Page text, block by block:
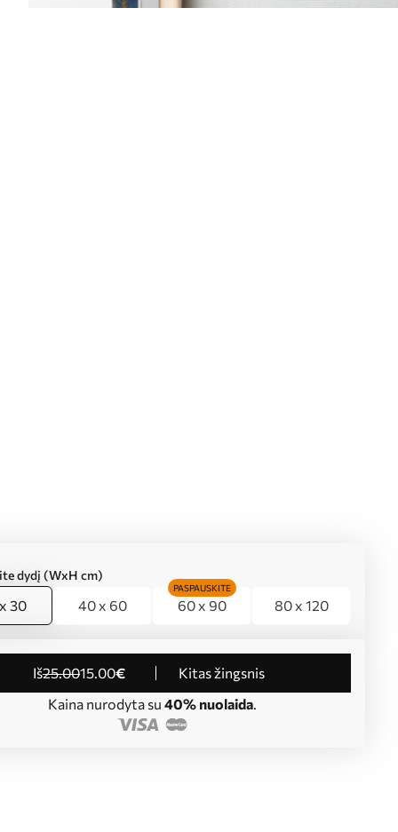
dydį (WxH cm)
30 40 x 60 60 x 90
PASPAUSKITE
80 x 120
iš25.0015.00€
Kitas žingsnis
Kaina nurodyta su 40% nuolaida.